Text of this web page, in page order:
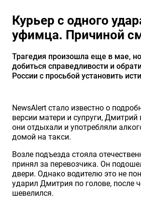
Курьер с одного
уфимца. Причиной
Трагедия произошла еще в мае,
добиться справедливости и
России с просьбой установить
NewsAlert стало известно о
версии матери и супруги,
они отдыхали и употребляли
домой на такси.
Возле подъезда стояла
принял за перевозчика. Он
двери. Однако водителю это не
ударил Дмитрия по голове, после
шевелился.